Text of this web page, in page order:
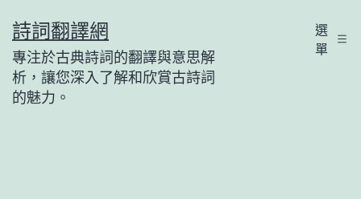
至
主
要
詩詞翻譯網
專注於古典詩詞的翻譯與意思解
析，讓您深入了解和欣賞古詩詞
的魅力。
選
單